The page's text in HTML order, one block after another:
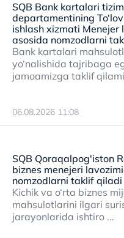
SQB Bank kartalari
departamentining
ishlash xizmati
asosida nomzodlarni
Bank kartalari
yo‘nalishida tajribaga
jamoamizga taklif
06.08.2026 11:08
SQB Qoraqalpog'iston
biznes menejeri
nomzodlarni taklif qiladi
Kichik va o‘rta biznes
mahsulotlarini ilgari
jarayonlarida ishtiro ...